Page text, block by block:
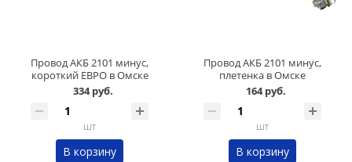
Провод АКБ 2101 минус,
короткий ЕВРО в Омске
334 руб.
шт
В корзину
Провод АКБ 2101 минус,
плетенка в Омске
164 руб.
шт
В корзину